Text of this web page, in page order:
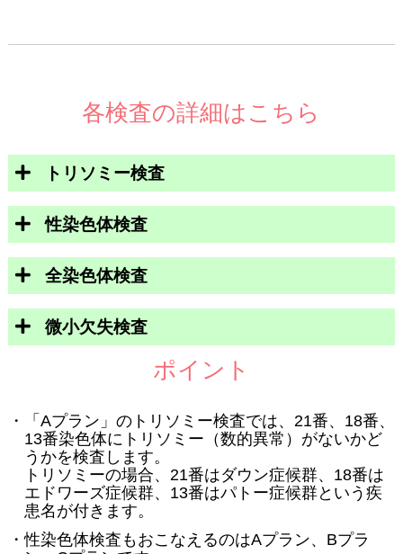
各検査の詳細はこちら
トリソミー検査
性染色体検査
全染色体検査
微小欠失検査
ポイント
・「Aプラン」のトリソミー検査では、21番、18番、
13番染色体にトリソミー（数的異常）がないかど
うかを検査します。
トリソミーの場合、21番はダウン症候群、18番は
エドワーズ症候群、13番はパトー症候群という疾
患名が付きます。
・性染色体検査もおこなえるのはAプラン、Bプラ